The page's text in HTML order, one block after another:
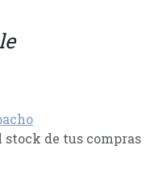
de tus compras